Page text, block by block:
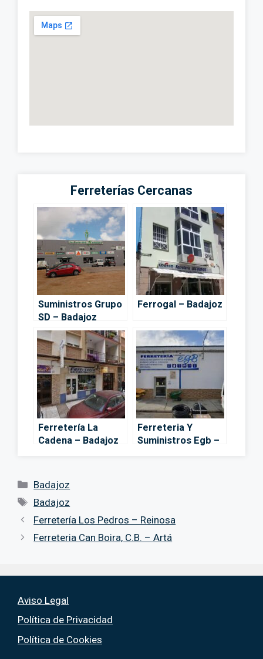
Ferreterías Cercanas
Suministros Grupo
SD – Badajoz
Ferrogal – Badajoz
Ferretería La
Cadena – Badajoz
Ferreteria Y
Suministros Egb –
Categorías
Badajoz
Etiquetas
Badajoz
Ferretería Los Pedros – Reinosa
Ferreteria Can Boira, C.B. – Artá
Aviso Legal
Política de Privacidad
Política de Cookies